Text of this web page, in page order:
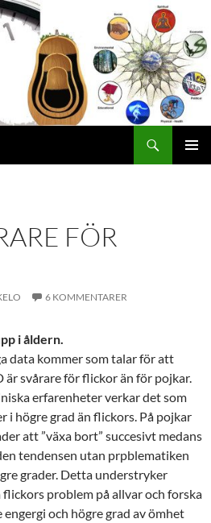
FÖR
6 KOMMENTARER
i åldern.
data kommer som talar för att
är svårare för flickor än för pojkar.
erfarenheter verkar det som
i högre grad än flickors. På pojkar
att ”växa bort” succesivt medans
tendensen utan prpblematiken
grader. Detta understryker
problem på allvar och forska
och högre grad av ömhet